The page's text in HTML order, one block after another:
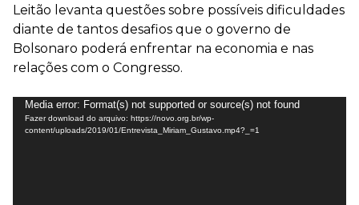
Leitão levanta questões sobre possíveis dificuldades
diante de tantos desafios que o governo de
Bolsonaro poderá enfrentar na economia e nas
relações com o Congresso.
Tocador
de
Media error: Format(s) not supported or source(s) not found
Fazer download do arquivo: https://novo.org.br/wp-
content/uploads/2019/01/Entrevista_Miriam_Gustavo.mp4?_=1